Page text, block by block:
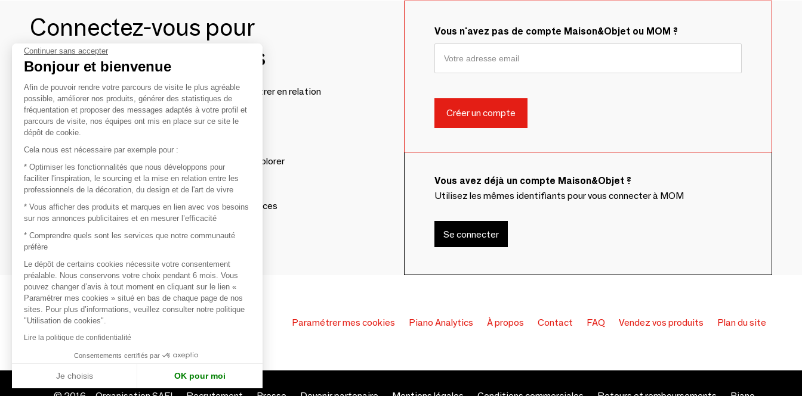
Connectez-vous pour
contacter les marques
Afin de profiter au mieux de l'expérience MOM et de rentrer en relation
avec vos marques préférées, créez-vous un compte.
Découvrir
Les produits de milliers de fournisseurs à explorer
S'inspirer
Inspiration et sélections de produits tendances
Contacter
Vous n'avez pas de compte Maison&Objet ou MOM ?
Vous avez déjà un compte Maison&Objet ?
Utilisez les mêmes identifiants pour vous connecter à MOM
Se connecter
Paramétrer mes cookies Piano Analytics À propos Contact FAQ Vendez vos produits Plan du site
Continuer sans accepter
Bonjour et bienvenue
Afin de pouvoir rendre votre parcours de visite le plus agréable
possible, améliorer nos produits, générer des statistiques de
fréquentation et proposer des messages adaptés à votre profil et
parcours de visite, nos équipes ont mis en place sur ce site le
dépôt de cookie.
Cela nous est nécessaire par exemple pour :
* Optimiser les fonctionnalités que nous développons pour
faciliter l'inspiration, le sourcing et la mise en relation entre les
professionnels de la décoration, du design et de l'art de vivre
* Vous afficher des produits et marques en lien avec vos besoins
sur nos annonces publicitaires et en mesurer l’efficacité
* Comprendre quels sont les services que notre communauté
préfère
Le dépôt de certains cookies nécessite votre consentement
préalable. Nous conservons votre choix pendant 6 mois. Vous
pouvez changer d’avis à tout moment en cliquant sur le lien «
Paramétrer mes cookies » situé en bas de chaque page de nos
sites. Pour plus d’informations, veuillez consulter notre politique
"Utilisation de cookies".
Lire la politique de confidentialité
Consentements certifiés par
Je choisis OK pour moi